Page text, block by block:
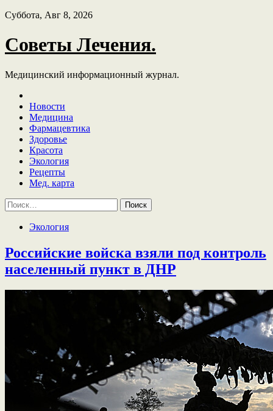
Skip
content
Суббота, Авг 8, 2026
Советы Лечения.
Медицинский информационный журнал.
Новости
Медицина
Фармацевтика
Здоровье
Красота
Экология
Рецепты
Мед. карта
Найти:
Экология
Российские войска взяли под контроль
населенный пункт в ДНР